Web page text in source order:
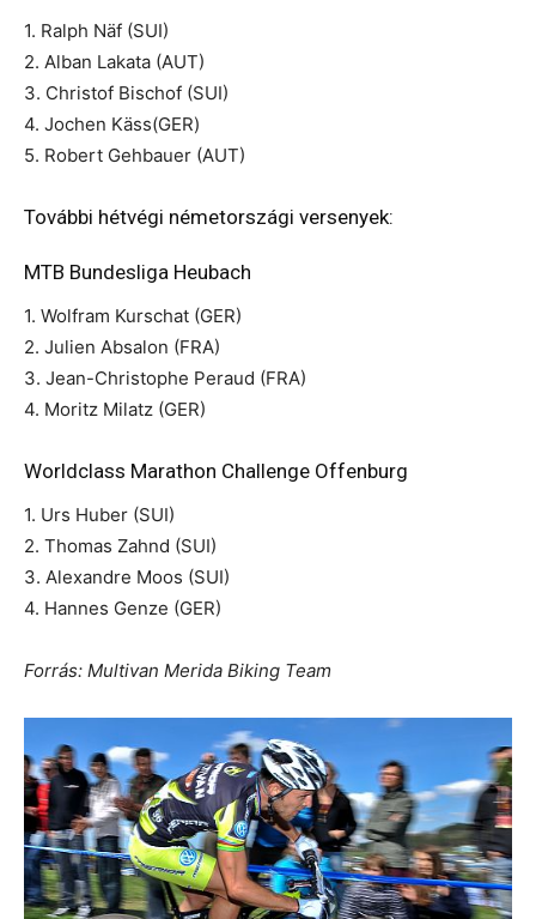
1. Ralph Näf (SUI)
2. Alban Lakata (AUT)
3. Christof Bischof (SUI)
4. Jochen Käss(GER)
5. Robert Gehbauer (AUT)
További hétvégi németországi versenyek:
MTB Bundesliga Heubach
1. Wolfram Kurschat (GER)
2. Julien Absalon (FRA)
3. Jean-Christophe Peraud (FRA)
4. Moritz Milatz (GER)
Worldclass Marathon Challenge Offenburg
1. Urs Huber (SUI)
2. Thomas Zahnd (SUI)
3. Alexandre Moos (SUI)
4. Hannes Genze (GER)
Forrás: Multivan Merida Biking Team